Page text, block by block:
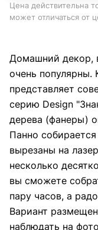
Цена действительна
может отличаться от
Домашний декор,
очень популярны.
представляет
серию Design
дерева (фанеры)
Панно
вырезаны на
несколько
вы сможете
пару часов, а
Вариант
наблюдать на